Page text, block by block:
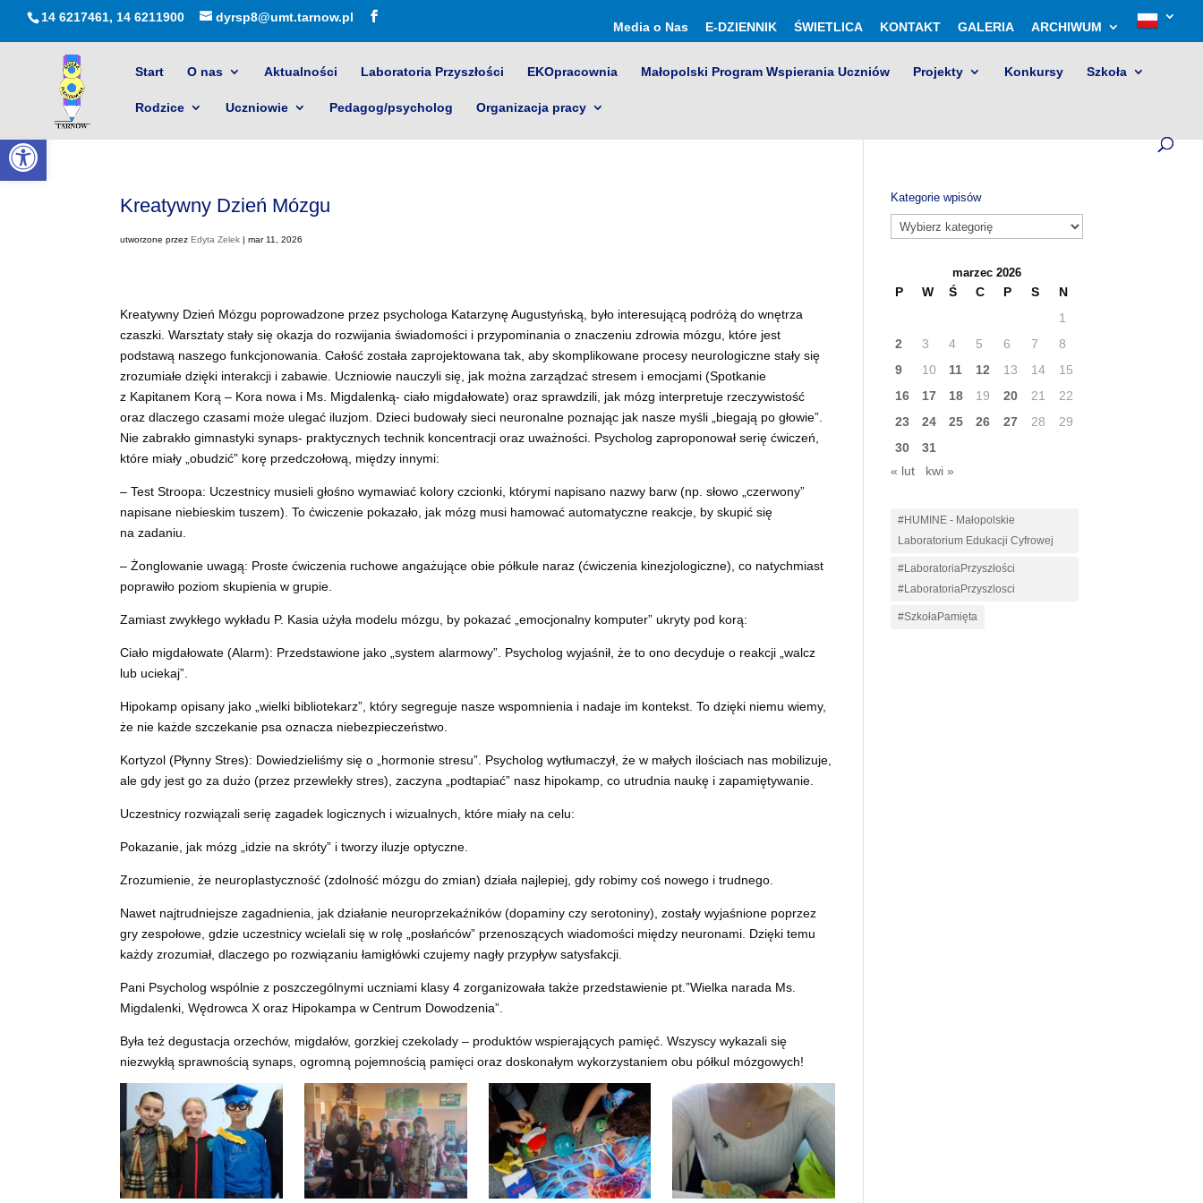
Otwórz pasek narzędzi
14 6217461, 14 6211900 dyrsp8@umt.tarnow.pl
Media o Nas E-DZIENNIK ŚWIETLICA KONTAKT GALERIA ARCHIWUM
Start O nas Aktualności Laboratoria Przyszłości EKOpracownia Małopolski Program Wspierania Uczniów Projekty Konkursy Szkoła
Rodzice Uczniowie Pedagog/psycholog Organizacja pracy
Kreatywny Dzień Mózgu
utworzone przezEdyta Zelek |mar 11, 2026
Kreatywny Dzień Mózgu poprowadzone przez psychologa Katarzynę Augustyńską, było interesującą podróżą do wnętrza
czaszki. Warsztaty stały się okazja do rozwijania świadomości i przypominania o znaczeniu zdrowia mózgu, które jest
podstawą naszego funkcjonowania. Całość została zaprojektowana tak, aby skomplikowane procesy neurologiczne stały się
zrozumiałe dzięki interakcji i zabawie. Uczniowie nauczyli się, jak można zarządzać stresem i emocjami (Spotkanie
z Kapitanem Korą – Kora nowa i Ms. Migdalenką- ciało migdałowate) oraz sprawdzili, jak mózg interpretuje rzeczywistość
oraz dlaczego czasami może ulegać iluzjom. Dzieci budowały sieci neuronalne poznając jak nasze myśli „biegają po głowie”.
Nie zabrakło gimnastyki synaps- praktycznych technik koncentracji oraz uważności. Psycholog zaproponował serię ćwiczeń,
które miały „obudzić” korę przedczołową, między innymi:
– Test Stroopa: Uczestnicy musieli głośno wymawiać kolory czcionki, którymi napisano nazwy barw (np. słowo „czerwony”
napisane niebieskim tuszem). To ćwiczenie pokazało, jak mózg musi hamować automatyczne reakcje, by skupić się
na zadaniu.
– Żonglowanie uwagą: Proste ćwiczenia ruchowe angażujące obie półkule naraz (ćwiczenia kinezjologiczne), co natychmiast
poprawiło poziom skupienia w grupie.
Zamiast zwykłego wykładu P. Kasia użyła modelu mózgu, by pokazać „emocjonalny komputer” ukryty pod korą:
Ciało migdałowate (Alarm): Przedstawione jako „system alarmowy”. Psycholog wyjaśnił, że to ono decyduje o reakcji „walcz
lub uciekaj”.
Hipokamp opisany jako „wielki bibliotekarz”, który segreguje nasze wspomnienia i nadaje im kontekst. To dzięki niemu wiemy,
że nie każde szczekanie psa oznacza niebezpieczeństwo.
Kortyzol (Płynny Stres): Dowiedzieliśmy się o „hormonie stresu”. Psycholog wytłumaczył, że w małych ilościach nas mobilizuje,
ale gdy jest go za dużo (przez przewlekły stres), zaczyna „podtapiać” nasz hipokamp, co utrudnia naukę i zapamiętywanie.
Uczestnicy rozwiązali serię zagadek logicznych i wizualnych, które miały na celu:
Pokazanie, jak mózg „idzie na skróty” i tworzy iluzje optyczne.
Zrozumienie, że neuroplastyczność (zdolność mózgu do zmian) działa najlepiej, gdy robimy coś nowego i trudnego.
Nawet najtrudniejsze zagadnienia, jak działanie neuroprzekaźników (dopaminy czy serotoniny), zostały wyjaśnione poprzez
gry zespołowe, gdzie uczestnicy wcielali się w rolę „posłańców” przenoszących wiadomości między neuronami. Dzięki temu
każdy zrozumiał, dlaczego po rozwiązaniu łamigłówki czujemy nagły przypływ satysfakcji.
Pani Psycholog wspólnie z poszczególnymi uczniami klasy 4 zorganizowała także przedstawienie pt.”Wielka narada Ms.
Migdalenki, Wędrowca X oraz Hipokampa w Centrum Dowodzenia”.
Była też degustacja orzechów, migdałów, gorzkiej czekolady – produktów wspierających pamięć. Wszyscy wykazali się
niezwykłą sprawnością synaps, ogromną pojemnością pamięci oraz doskonałym wykorzystaniem obu półkul mózgowych!
Kategorie wpisów
Kategorie
wpisów
marzec 2026
P W Ś C P S
N
1
2
3 4 5 6 7
8
9
10 11 12 13 14
15
16
17 18 19 20 21
22
23
24 25 26 27 28
29
30
31
« lut
kwi »
#HUMINE - Małopolskie
Laboratorium Edukacji Cyfrowej
#LaboratoriaPrzyszłości
#LaboratoriaPrzyszlosci
#SzkołaPamięta